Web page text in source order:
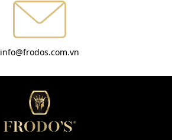
info@frodos.com.vn